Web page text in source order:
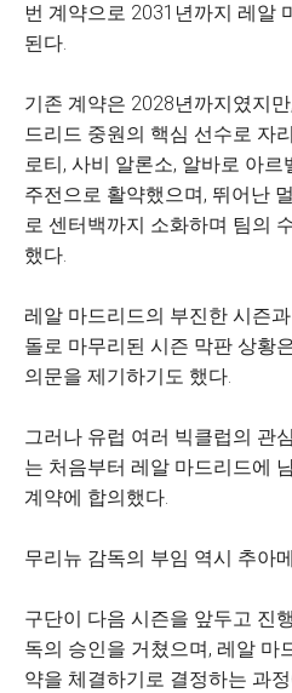
번 계약으로 2031년까지 레알
된다.
기존 계약은 2028년까지였지
드리드 중원의 핵심 선수로 자
로티, 사비 알론소, 알바로 아
주전으로 활약했으며, 뛰어난
로 센터백까지 소화하며 팀의
했다.
레알 마드리드의 부진한 시즌
돌로 마무리된 시즌 막판 상황
의문을 제기하기도 했다.
그러나 유럽 여러 빅클럽의 관
는 처음부터 레알 마드리드에
계약에 합의했다.
무리뉴 감독의 부임 역시 추아
구단이 다음 시즌을 앞두고 진
독의 승인을 거쳤으며, 레알 마
약을 체결하기로 결정하는 과